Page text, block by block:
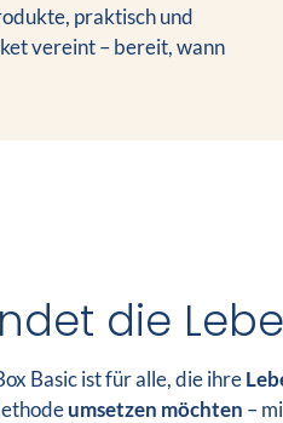
praktisch und
vereint – bereit, wann
die
Basic ist für alle, die ihre
umsetzen möchten –